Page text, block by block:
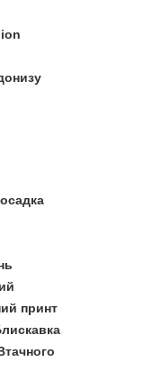
принт